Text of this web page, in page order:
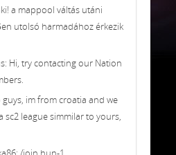
a mappool váltás utáni
utolsó harmadához érkezik
Hi, try contacting our Nation
guys, im from croatia and we
sc2 league simmilar to yours,